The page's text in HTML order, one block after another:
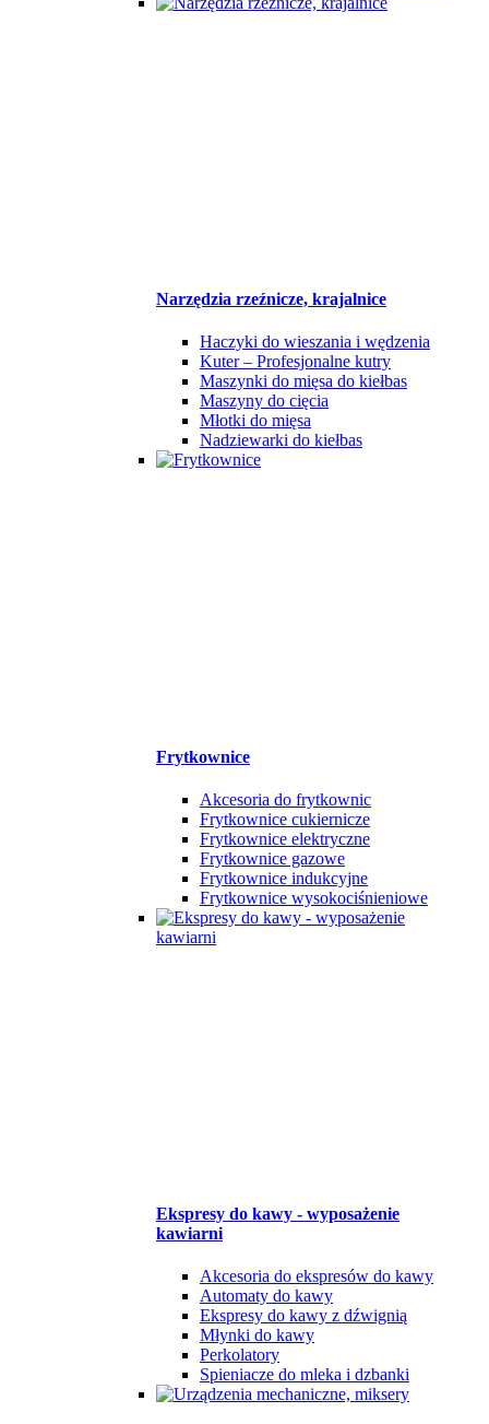
Narzędzia rzeźnicze, krajalnice
Haczyki do wieszania i wędzenia
Kuter – Profesjonalne kutry
Maszynki do mięsa do kiełbas
Maszyny do cięcia
Młotki do mięsa
Nadziewarki do kiełbas
Frytkownice
Akcesoria do frytkownic
Frytkownice cukiernicze
Frytkownice elektryczne
Frytkownice gazowe
Frytkownice indukcyjne
Frytkownice wysokociśnieniowe
Ekspresy do kawy - wyposażenie
kawiarni
Akcesoria do ekspresów do kawy
Automaty do kawy
Ekspresy do kawy z dźwignią
Młynki do kawy
Perkolatory
Spieniacze do mleka i dzbanki